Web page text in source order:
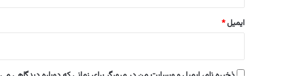
ایمیل*